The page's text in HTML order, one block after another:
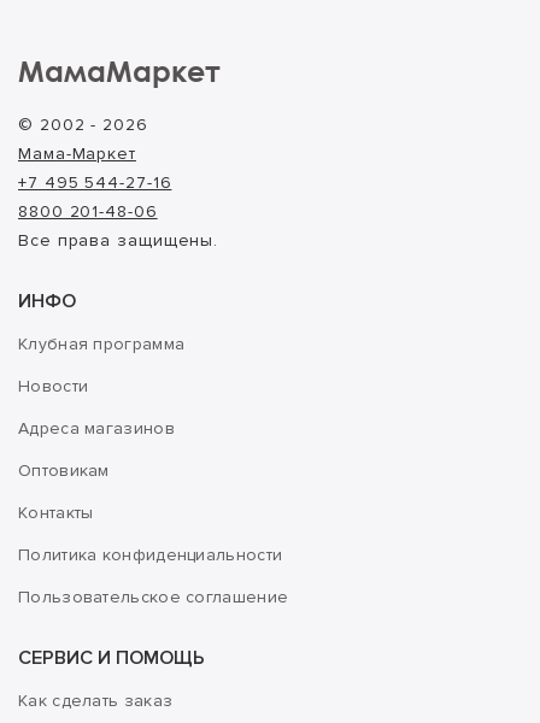
МамаМаркет
© 2002 - 2026
Мама-Маркет
+7 495 544-27-16
8800 201-48-06
Все права защищены.
ИНФО
Клубная программа
Новости
Адреса магазинов
Оптовикам
Контакты
Политика конфиденциальности
Пользовательское соглашение
СЕРВИС И ПОМОЩЬ
Как сделать заказ